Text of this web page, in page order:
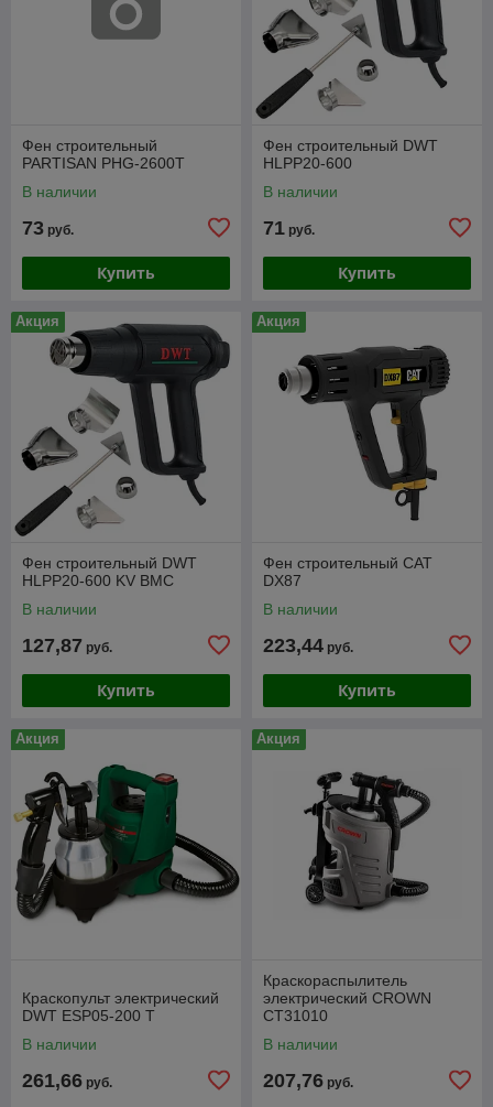
Фен строительный
PARTISAN PHG-2600T
В наличии
73 руб.
Купить
Фен строительный DWT
HLPP20-600
В наличии
71 руб.
Купить
Акция
Фен строительный DWT
HLPP20-600 KV BMC
В наличии
127,87 руб.
Купить
Акция
Фен строительный CAT
DX87
В наличии
223,44 руб.
Купить
Акция
Краскопульт электрический
DWT ESP05-200 T
В наличии
261,66 руб.
Акция
Краскораспылитель
электрический CROWN
CT31010
В наличии
207,76 руб.